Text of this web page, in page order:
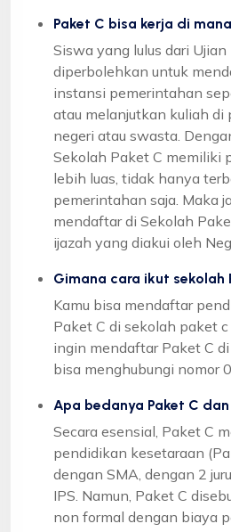
Paket C bisa kerja di
Siswa yang lulus dari Ujian
diperbolehkan untuk
instansi pemerintahan
atau melanjutkan kuliah di
negeri atau swasta.
Sekolah Paket C memiliki
lebih luas, tidak hanya
pemerintahan saja. Maka
mendaftar di Sekolah
ijazah yang diakui oleh
Gimana cara ikut sekolah
Kamu bisa mendaftar
Paket C di sekolah paket
ingin mendaftar Paket C
bisa menghubungi nomor
Apa bedanya Paket C
Secara esensial, Paket C
pendidikan kesetaraan
dengan SMA, dengan 2
IPS. Namun, Paket C
non formal dengan biaya